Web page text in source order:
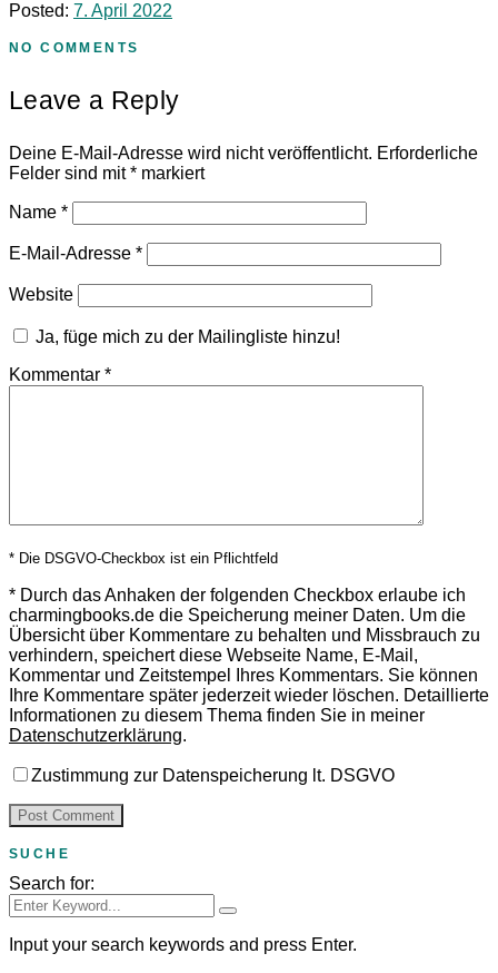
Posted: 7. April 2022
NO COMMENTS
Leave a Reply
Deine E-Mail-Adresse wird nicht veröffentlicht. Erforderliche
Felder sind mit* markiert
Name *
E-Mail-Adresse *
Website
Ja, füge mich zu der Mailingliste hinzu!
Kommentar *
* Die DSGVO-Checkbox ist ein Pflichtfeld
* Durch das Anhaken der folgenden Checkbox erlaube ich
charmingbooks.de die Speicherung meiner Daten. Um die
Übersicht über Kommentare zu behalten und Missbrauch zu
verhindern, speichert diese Webseite Name, E-Mail,
Kommentar und Zeitstempel Ihres Kommentars. Sie können
Ihre Kommentare später jederzeit wieder löschen. Detaillierte
Informationen zu diesem Thema finden Sie in meiner
Datenschutzerklärung.
Zustimmung zur Datenspeicherung lt. DSGVO
SUCHE
Search for:
Input your search keywords and press Enter.